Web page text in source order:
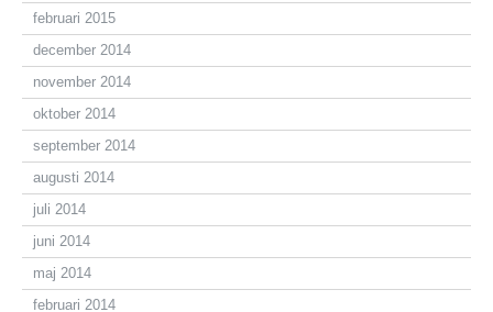
februari 2015
december 2014
november 2014
oktober 2014
september 2014
augusti 2014
juli 2014
juni 2014
maj 2014
februari 2014